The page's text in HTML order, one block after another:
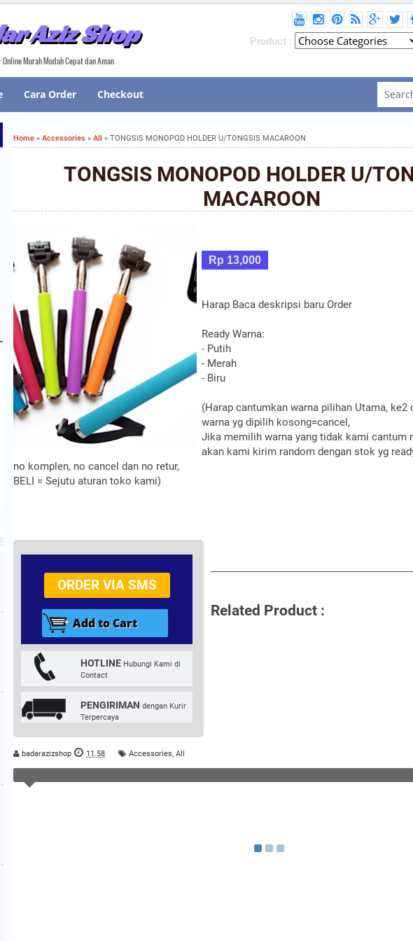
Aziz Shop
Online Murah Mudah Cepat dan Aman
Product :
Cara Order Checkout
Home » Accessories » All » TONGSIS MONOPOD HOLDER U/TONGSIS MACAROON
TONGSIS MONOPOD HOLDER U/
MACAROON
Rp 13,000
Harap Baca deskripsi baru Order
Ready Warna:
- Putih
- Merah
- Biru
(Harap cantumkan warna pilihan Utama, ke2
warna yg dipilih kosong=cancel,
Jika memilih warna yang tidak kami cantum
akan kami kirim random dengan stok yg
no komplen, no cancel dan no retur,
BELI = Sejutu aturan toko kami)
ORDER VIA SMS
HOTLINE Hubungi Kami di
Contact
PENGIRIMAN dengan Kurir
Terpercaya
Related Product :
badarazizshop 11.58 Accessories All